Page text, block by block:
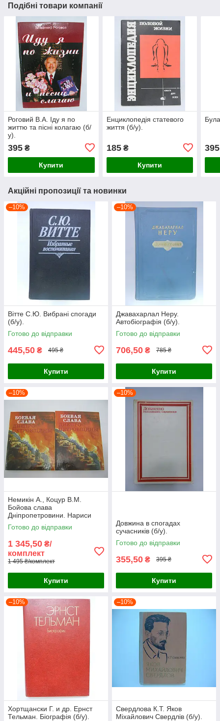
Подібні товари компанії
Роговий В.А. Іду я по
життю та пісні колагаю (б/
у).
395 ₴
Купити
Енциклопедія статевого
життя (б/у).
185₴
Купити
395
Акційні пропозиції та новинки
–10%
Вітте С.Ю. Вибрані спогади
(б/у).
Готово до відправки
445,50 ₴ 495 ₴
Купити
–10%
Джавахарлал Неру.
Автобіографія (б/у).
Готово до відправки
706,50 ₴ 785 ₴
Купити
–10%
Немикін А., Коцур В.М.
Бойова слава
Дніпропетровини. Нариси
про Героях Радянського
Союзу (б/у).
Готово до відправки
1 345,50 ₴/
комплект
1 495 ₴/комплект
Купити
–10%
Довжина в спогадах
сучасників (б/у).
Готово до відправки
355,50 ₴ 395 ₴
Купити
–10%
Хортщански Г. и др. Ернст
Тельман. Біографія (б/у).
–10%
Свердлова К.Т. Яков
Міхайлович Свердлів (б/у).